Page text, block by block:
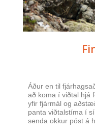
Áður en til
að koma í viðtal hjá
yfir fjármál og
panta viðtalstíma í
senda okkur póst á